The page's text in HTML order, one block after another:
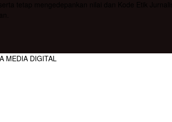
MEDIA DIGITAL